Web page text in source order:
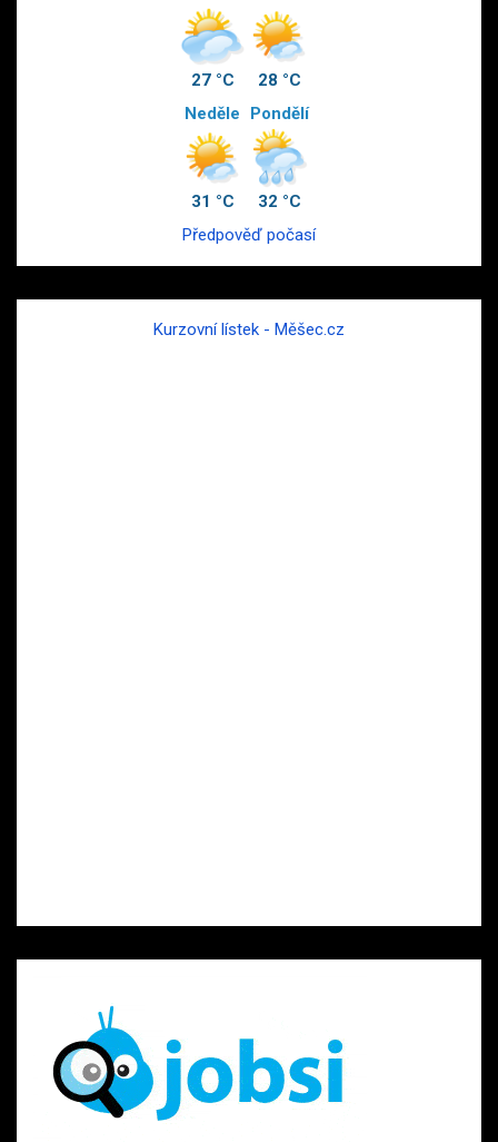
27 °C
28 °C
Neděle
31 °C
Pondělí
32 °C
Předpověď počasí
Kurzovní lístek - Měšec.cz